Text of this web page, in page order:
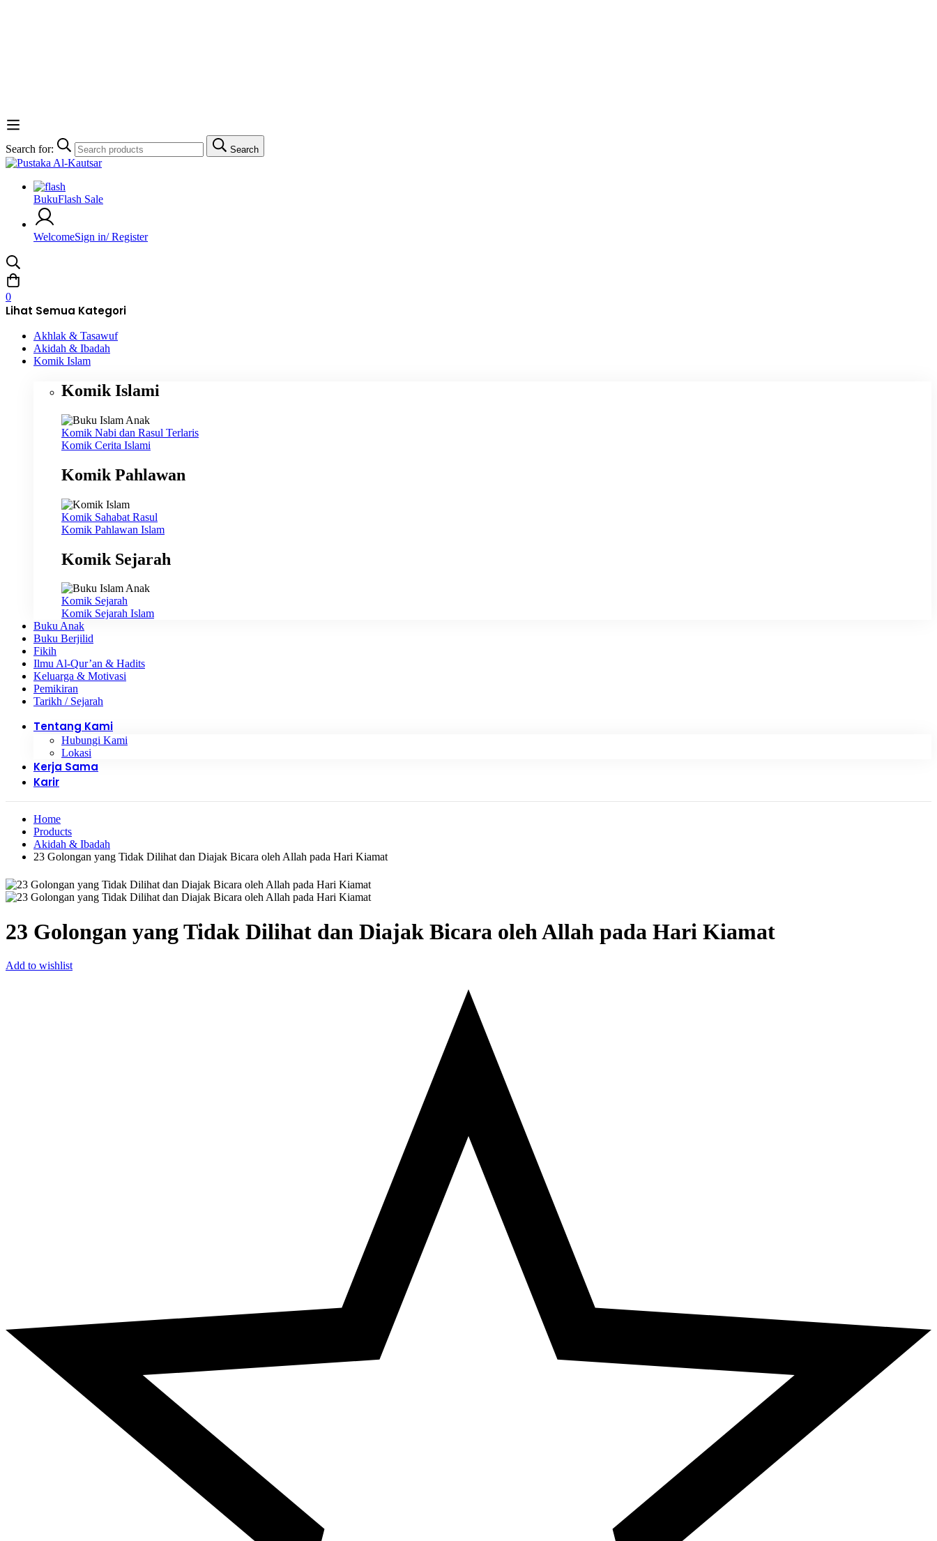
Search for: Search
BukuFlash Sale
WelcomeSign in/ Register
0
Lihat Semua Kategori
Akhlak & Tasawuf
Akidah & Ibadah
Komik Islam
Komik Islami
Komik Nabi dan Rasul Terlaris
Komik Cerita Islami
Komik Pahlawan
Komik Sahabat Rasul
Komik Pahlawan Islam
Komik Sejarah
Komik Sejarah
Komik Sejarah Islam
Buku Anak
Buku Berjilid
Fikih
Ilmu Al-Qur’an & Hadits
Keluarga & Motivasi
Pemikiran
Tarikh / Sejarah
Tentang Kami
Hubungi Kami
Lokasi
Kerja Sama
Karir
Home
Products
Akidah & Ibadah
23 Golongan yang Tidak Dilihat dan Diajak Bicara oleh Allah pada Hari Kiamat
23 Golongan yang Tidak Dilihat dan Diajak Bicara oleh Allah pada Hari Kiamat
Add to wishlist